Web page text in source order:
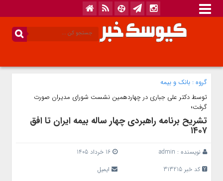
گروه : بانک‌ و بیمه
توسط دکتر علی جباری در چهاردهمین نشست شورای مدیران صورت
گرفت؛
تشریح برنامه راهبردی چهار ساله بیمه ایران تا افق
۱۴۰۷
نویسنده : admin
16 خرداد 1405
کد خبر 313215
ایمیل